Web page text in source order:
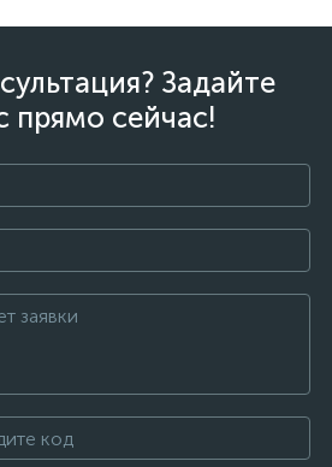
Задайте
прямо сейчас!